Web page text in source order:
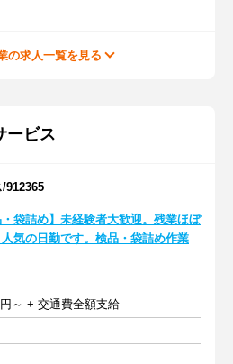
の求人一覧を見る
ービス
912365
・袋詰め】未経験者大歓迎。残業ほぼ
気の日勤です。検品・袋詰め作業
～ + 交通費全額支給